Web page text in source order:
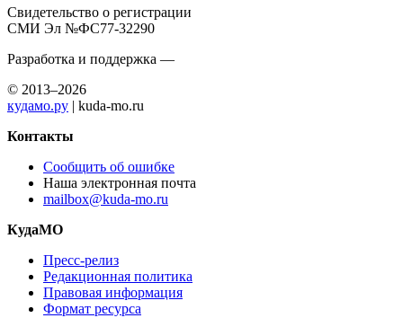
Свидетельство о регистрации
СМИ Эл №ФС77-32290
Разработка и поддержка —
© 2013–2026
кудамо.ру | kuda-mo.ru
Контакты
Сообщить об ошибке
Наша электронная почта
mailbox@kuda-mo.ru
КудаМО
Пресс-релиз
Редакционная политика
Правовая информация
Формат ресурса